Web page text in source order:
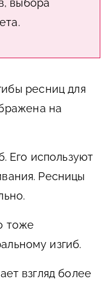
выбора
ресниц для
на
Его используют
Ресницы
тоже
изгиб.
взгляд более